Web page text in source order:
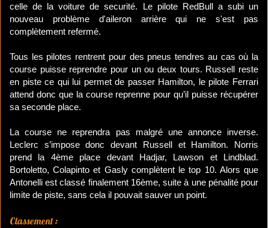
celle de la voiture de securité. Le pilote RedBull a subi un
nouveau problème d'aileron arrière qui ne s'est pas
complètement refermé.
Tous les pilotes rentrent pour des pneus tendres au cas où la
course puisse reprendre pour un ou deux tours. Russell reste
en piste ce qui lui permet de passer Hamilton, le pilote Ferrari
attend donc que la course reprenne pour qu’il puisse récupérer
sa seconde place.
La course ne reprendra pas malgré une annonce inverse.
Leclerc s’impose donc devant Russell et Hamilton. Norris
prend la 4ème place devant Hadjar, Lawson et Lindblad.
Bortoletto, Colapinto et Gasly complètent le top 10. Alors que
Antonelli est classé finalement 16ème, suite à une pénalité pour
limite de piste, sans cela il pouvait sauver un point.
Classement :